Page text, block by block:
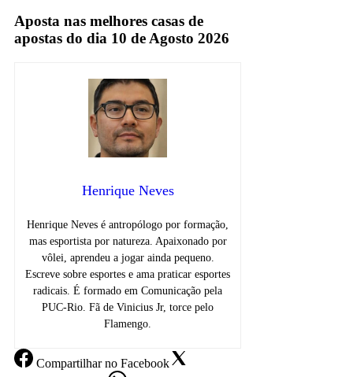
Aposta nas melhores casas de
apostas do dia 10 de Agosto 2026
Henrique Neves
Henrique Neves é antropólogo por formação,
mas esportista por natureza. Apaixonado por
vôlei, aprendeu a jogar ainda pequeno.
Escreve sobre esportes e ama praticar esportes
radicais. É formado em Comunicação pela
PUC-Rio. Fã de Vinicius Jr, torce pelo
Flamengo.
Compartilharno Facebook